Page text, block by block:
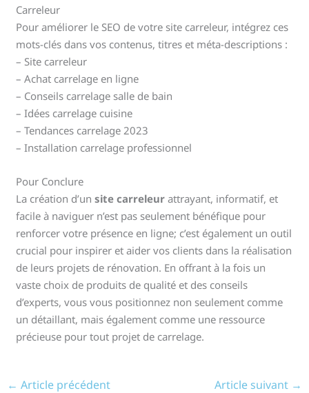
Carreleur
Pour améliorer le SEO de votre site carreleur, intégrez ces
mots-clés dans vos contenus, titres et méta-descriptions :
– Site carreleur
– Achat carrelage en ligne
– Conseils carrelage salle de bain
– Idées carrelage cuisine
– Tendances carrelage 2023
– Installation carrelage professionnel
Pour Conclure
La création d’unsite carreleur attrayant, informatif, et
facile à naviguer n’est pas seulement bénéfique pour
renforcer votre présence en ligne; c’est également un outil
crucial pour inspirer et aider vos clients dans la réalisation
de leurs projets de rénovation. En offrant à la fois un
vaste choix de produits de qualité et des conseils
d’experts, vous vous positionnez non seulement comme
un détaillant, mais également comme une ressource
précieuse pour tout projet de carrelage.
← Article précédent Article suivant →